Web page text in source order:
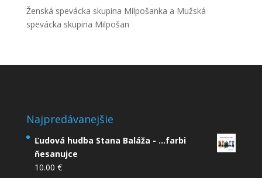
Ženská spevácka skupina Milpošanka a Mužská
spevácka skupina Milpošan
Najpredávanejšie
Ľudová hudba Stana Baláža - ...farbi
ňesanujce
10.00 €